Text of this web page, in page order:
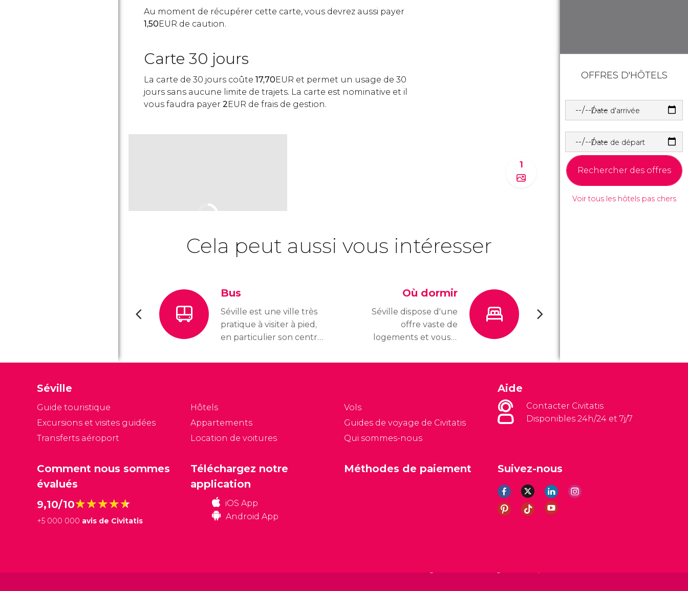
Au moment de récupérer cette carte, vous devrez aussi payer
1,50EUR de caution.
Carte 30 jours
La carte de 30 jours coûte 17,70EUR et permet un usage de 30
jours sans aucune limite de trajets. La carte est nominative et il
vous faudra payer 2EUR de frais de gestion.
1
Cela peut aussi vous intéresser
Bus
Séville est une ville très
pratique à visiter à pied,
en particulier son centre
voulez vous
compte.
Où dormir
Séville dispose d'une
offre vaste de
logements et vous y
pour tous les goûts et
OFFRES D'HÔTELS
Date d'arrivée
Date de départ
Rechercher des offres
Voir tous les hôtels pas chers
Séville
Guide touristique
Excursions et visites guidées
Transferts aéroport
Hôtels
Appartements
Location de voitures
Vols
Guides de voyage de Civitatis
Qui sommes-nous
Aide
Contacter Civitatis
Disponibles 24h/24 et 7j/7
Comment nous sommes
évalués
9,10/10★★★★★
★★★★★
+5 000 000 avis de Civitatis
Suivez-nous
Téléchargez notre
application
iOS App
Android App
Méthodes de paiement